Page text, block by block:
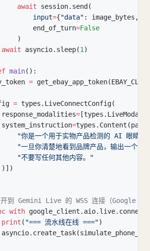
await session. send (
input={"data" : image_bytes ,
end_of_turn
=False
)
await asyncio. sleep(1 )
main( ) :
= get_ebay_app_token(
= types . LiveConnectConfig(
= [types .
=types . Content (parts
"你是一个用于实物产品检测的 AI 眼睛。
"一旦你清楚地看到品牌产品，输出一
"不要写任何其他内容。"
) ] )
到 Gemini Live 的 WSS 连接（Google
with google_client . aio. live. connect
print ( "=== 流水线在线 ===")
. create_task(